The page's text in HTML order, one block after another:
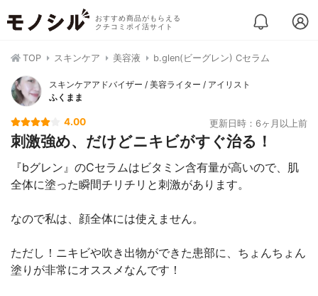
おすすめ商品がもらえる
クチコミポイ活サイト
TOP スキンケア 美容液 b.glen(ビーグレン) Cセラム
スキンケアアドバイザー / 美容ライター / アイリスト
ふくまま
4.00 更新日時：6ヶ月以上前
刺激強め、だけどニキビがすぐ治る！
『bグレン』のCセラムはビタミン含有量が高いので、肌
全体に塗った瞬間チリチリと刺激があります。
なので私は、顔全体には使えません。
ただし！ニキビや吹き出物ができた患部に、ちょんちょん
塗りが非常にオススメなんです！